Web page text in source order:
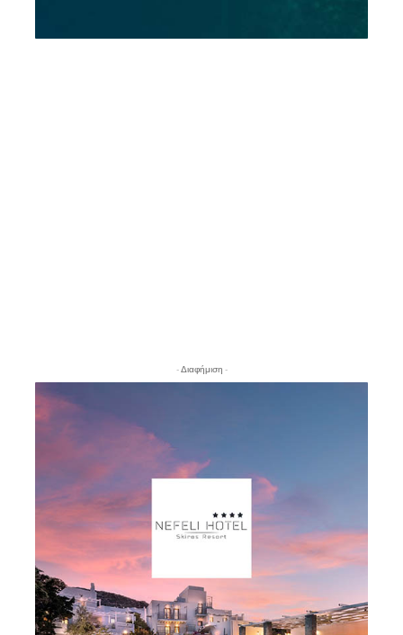
- Διαφήμιση -